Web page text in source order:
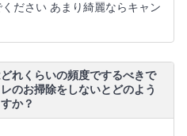
ださい あまり綺麗ならキャン
れくらいの頻度でするべきで
のお掃除をしないとどのよう
か？